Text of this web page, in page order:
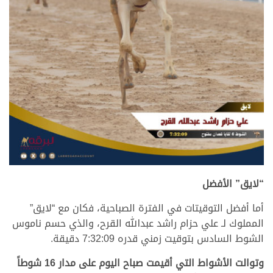
.
“لايق” الأفضل
أما أفضل التوقيتات في الفترة الصباحية، فكان مع “لايق”
المملوك لـ علي حزام راشد عبدالله القرح، والذي حسم ناموس
الشوط السادس بتوقيت زمني قدره 7:32:09 دقيقة.
وتوالت الأشواط التي أقيمت صباح اليوم على مدار 16 شوطاً